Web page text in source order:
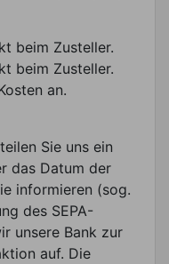
beim Zusteller.
beim Zusteller.
an.
Sie uns ein
das Datum der
informieren (sog.
des SEPA-
unsere Bank zur
auf. Die